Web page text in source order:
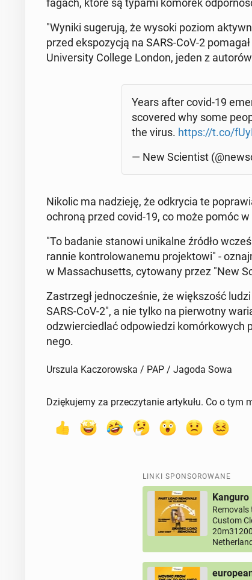
fa­gach, które są typami komórek
"Wyniki su­ge­ru­ją, że wysoki poziom
przed eks­po­zy­cją na SARS-CoV-2
Uni­ver­si­ty College London, jeden z
Years after covid-19
sco­ve­red why some
the virus. https://t.co/
— New Scien­tist
Nikolic ma na­dzie­ję, że od­kry­cia te
ochroną przed covid-19, co może pomóc
"To badanie stanowi uni­kal­ne źródło
ran­nie kon­tro­lo­wa­ne­mu pro­jek­to­wi" -
w Mas­sa­chu­setts, cy­to­wa­ny przez "New
Za­strzegł jed­no­cze­śnie, że więk­szość
SARS-CoV-2", a nie tylko na pier­wot­ny
od­zwier­cie­dlać od­po­wie­dzi ko­mór­ko­wych
ne­go.
Urszula Kaczorowska / PAP / Jagoda Sowa
Dziękujemy za przeczytanie artykułu. Co o tym
LINKI SPONSOROWANE
Kanguro
Removals
Custom